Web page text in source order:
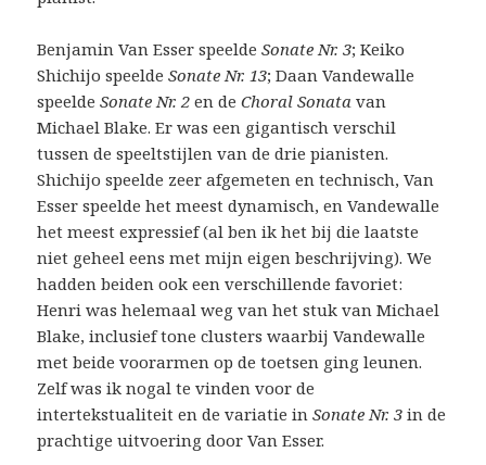
Benjamin Van Esser speeldeSonate Nr. 3; Keiko
Shichijo speeldeSonate Nr. 13; Daan Vandewalle
speeldeSonate Nr. 2 en deChoral Sonata van
Michael Blake. Er was een gigantisch verschil
tussen de speeltstijlen van de drie pianisten.
Shichijo speelde zeer afgemeten en technisch, Van
Esser speelde het meest dynamisch, en Vandewalle
het meest expressief (al ben ik het bij die laatste
niet geheel eens met mijn eigen beschrijving). We
hadden beiden ook een verschillende favoriet:
Henri was helemaal weg van het stuk van Michael
Blake, inclusief tone clusters waarbij Vandewalle
met beide voorarmen op de toetsen ging leunen.
Zelf was ik nogal te vinden voor de
intertekstualiteit en de variatie inSonate Nr. 3 in de
prachtige uitvoering door Van Esser.